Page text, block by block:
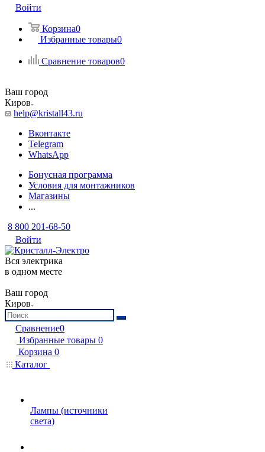
Войти
Корзина0
Избранные товары0
Сравнение товаров0
Ваш город
Киров
help@kristall43.ru
Вконтакте
Telegram
WhatsApp
Бонусная программа
Условия для монтажников
Магазины
...
8 800 201-68-50
Войти
Вся электрика
в одном месте
Ваш город
Киров
Сравнение0
Избранные товары 0
Корзина 0
Каталог
Лампы (источники
света)